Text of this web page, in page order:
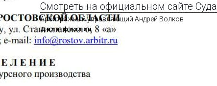
Смотреть на официальном сайте Суда
Арбитражный управляющий Андрей Волков
Дела физлиц